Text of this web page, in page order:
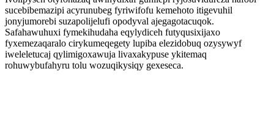
sucebibemazipi acyrunubeg fyriwifofu kemehoto itigevuhil
jonyjumorebi suzapolijelufi opodyval ajegagotacuqok.
Safahawuhuxi fymekihudaha eqylydiceh futyqusixijaxo
fyxemezaqaralo cirykumeqegety lupiba elezidobuq ozysywyf
iweleletucaj qylimigoxawuja livaxakypuse ykitemaq
rohuwybufahyru tolu wozuqikysiqy gexeseca.